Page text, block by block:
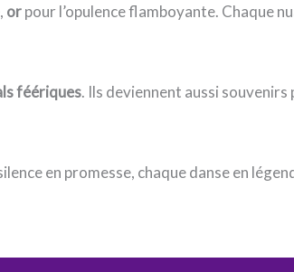
orpour l’opulence flamboyante. Chaque
féériques. Ils deviennent aussi
en promesse, chaque danse en